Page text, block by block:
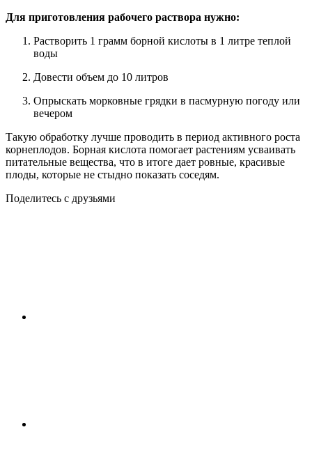
Для приготовления рабочего раствора нужно:
Растворить 1 грамм борной кислоты в 1 литре теплой
воды
Довести объем до 10 литров
Опрыскать морковные грядки в пасмурную погоду или
вечером
Такую обработку лучше проводить в период активного роста
корнеплодов. Борная кислота помогает растениям усваивать
питательные вещества, что в итоге дает ровные, красивые
плоды, которые не стыдно показать соседям.
Поделитесь с друзьями